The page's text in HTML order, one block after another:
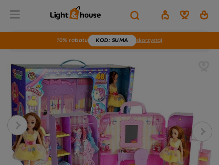
10% rabatu KOD: SUMA skorzystaj